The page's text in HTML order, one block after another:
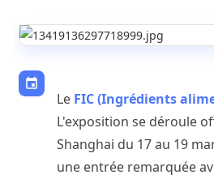
Le FIC (Ingrédients
L'exposition se déroule
Shanghai du 17 au 19
une entrée remarquée